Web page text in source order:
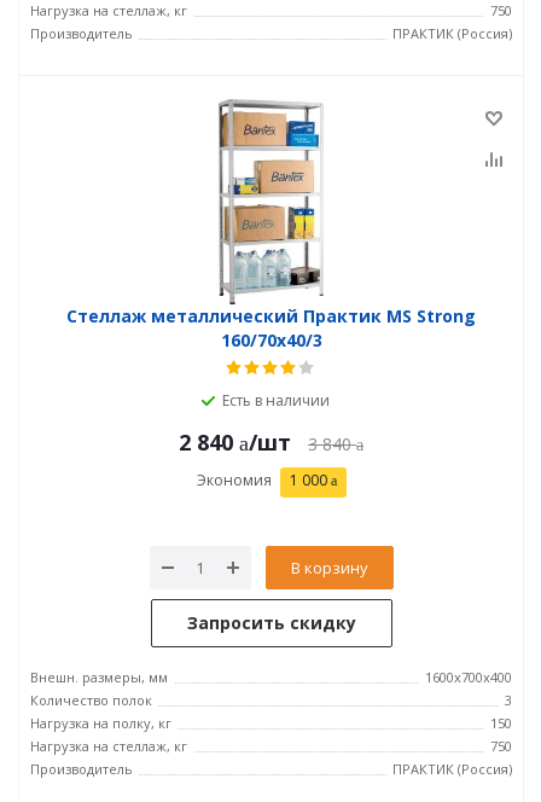
Нагрузка на стеллаж, кг
750
Производитель
ПРАКТИК (Россия)
Стеллаж металлический Практик MS Strong
160/70x40/3
Есть в наличии
2 840 /шт 3 840
Экономия 1 000
В корзину
Запросить скидку
Внешн. размеры, мм
1600x700x400
Количество полок
3
Нагрузка на полку, кг
150
Нагрузка на стеллаж, кг
750
Производитель
ПРАКТИК (Россия)